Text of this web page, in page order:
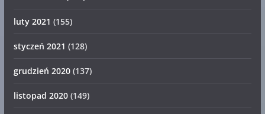
luty 2021 (155)
styczeń 2021 (128)
grudzień 2020(137)
listopad 2020(149)